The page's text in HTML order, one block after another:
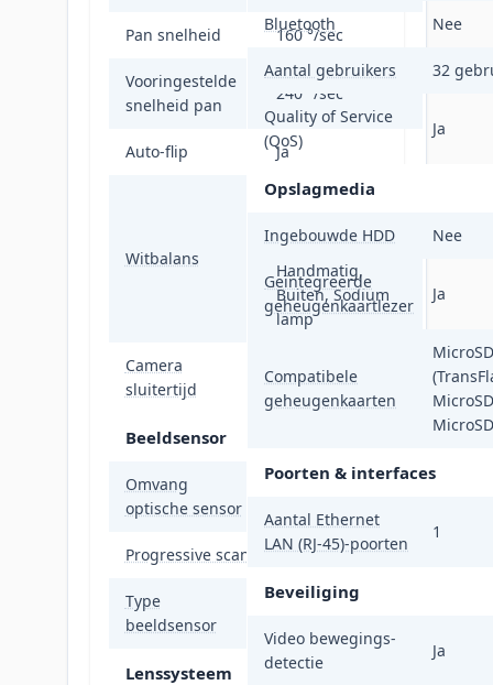
Pan snelheid 160 °/sec
Vooringestelde
snelheid pan
240 °/sec
Auto-flip Ja
Witbalans
ATW, Auto,
Binnen,
Handmatig,
Buiten, Sodium
lamp
Camera
sluitertijd
1/3 - 1/30000 s
Beeldsensor
Omvang
optische sensor
25,4 / 2,8 mm (1 /
2.8")
Progressive scan Ja
Type
beeldsensor
Lenssysteem
Bluetooth Nee
Aantal gebruikers 32
Quality of Service
(QoS)
Ja
Opslagmedia
Ingebouwde HDD Nee
Geïntegreerde
geheugenkaartlezer
Ja
Compatibele
geheugenkaarten
MicroSD
Poorten & interfaces
Aantal Ethernet
LAN (RJ-45)-poorten
1
Beveiliging
Video bewegings-
detectie
Ja